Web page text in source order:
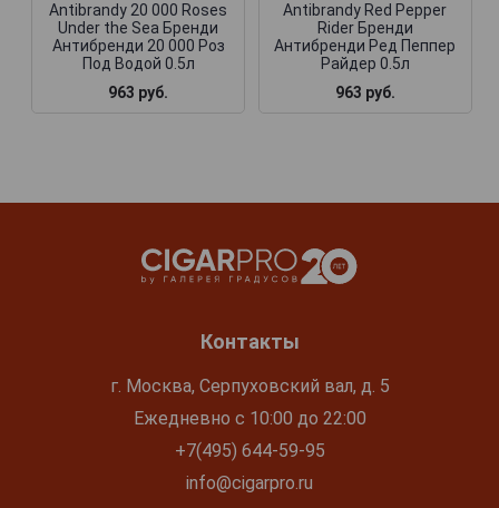
Antibrandy 20 000 Roses
Under the Sea Бренди
Антибренди 20 000 Роз
Под Водой 0.5л
963 руб.
Antibrandy Red Pepper
Rider Бренди
Антибренди Ред Пеппер
Райдер 0.5л
963 руб.
Контакты
г. Москва, Серпуховский вал, д. 5
Ежедневно с 10:00 до 22:00
+7(495) 644-59-95
info@cigarpro.ru